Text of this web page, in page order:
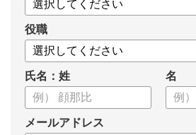
・減らすための対策とは？
役職
氏名：姓 名
メールアドレス